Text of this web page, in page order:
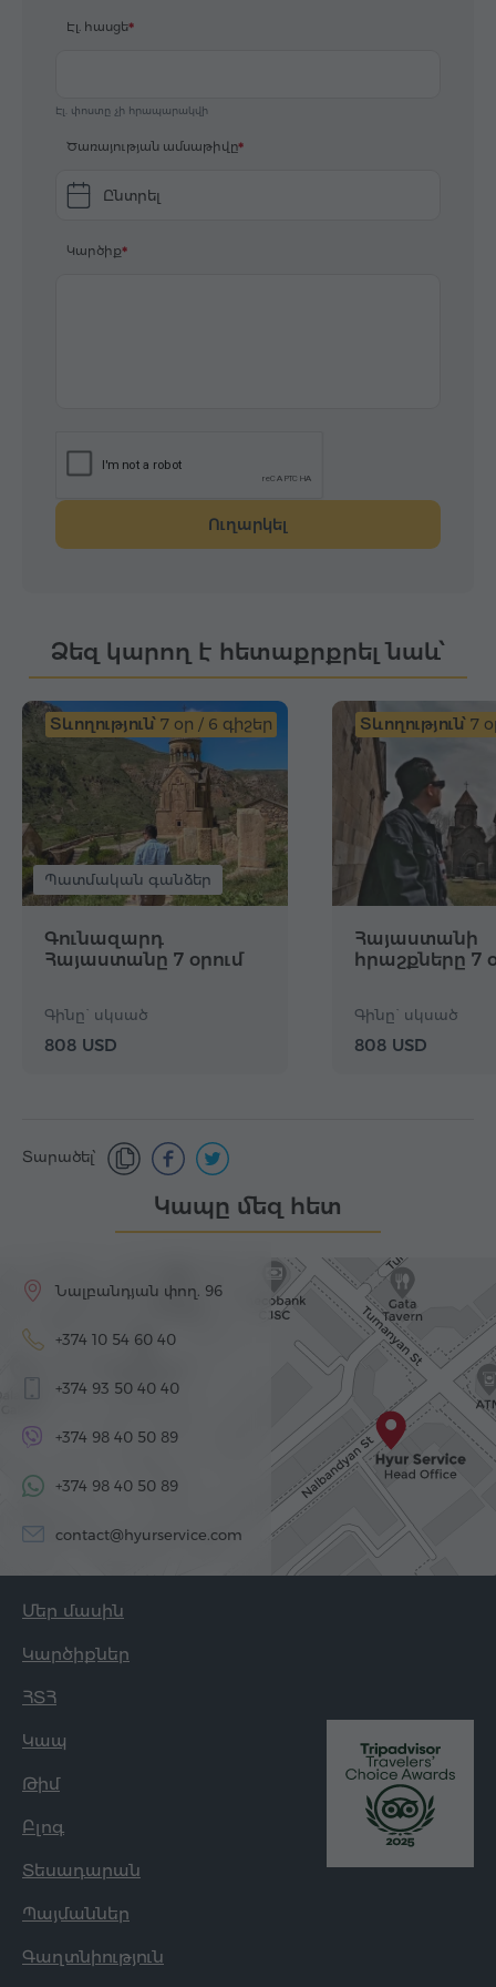
Էլ. հասցե
Էլ. փոստը չի հրապարակվի
Ծառայության ամսաթիվը
Ընտրել
Կարծիք
Ուղարկել
Ձեզ կարող է հետաքրքրել նաև՝
Տևողություն՝ 7 օր / 6 գիշեր
Պատմական գանձեր
Գունազարդ
Հայաստանը 7 օրում
Գինը` սկսած
808 USD
Տևողություն՝ 7
Հայաստանի
հրաշքները 7
Գինը` սկսած
808 USD
Տարածել՝
Կապը մեզ հետ
Նալբանդյան փող. 96
+374 10 54 60 40
+374 93 50 40 40
+374 98 40 50 89
+374 98 40 50 89
contact@hyurservice.com
Մեր մասին
Կարծիքներ
ՀՏՀ
Կապ
Թիմ
Բլոգ
Տեսադարան
Պայմաններ
Գաղտնիություն